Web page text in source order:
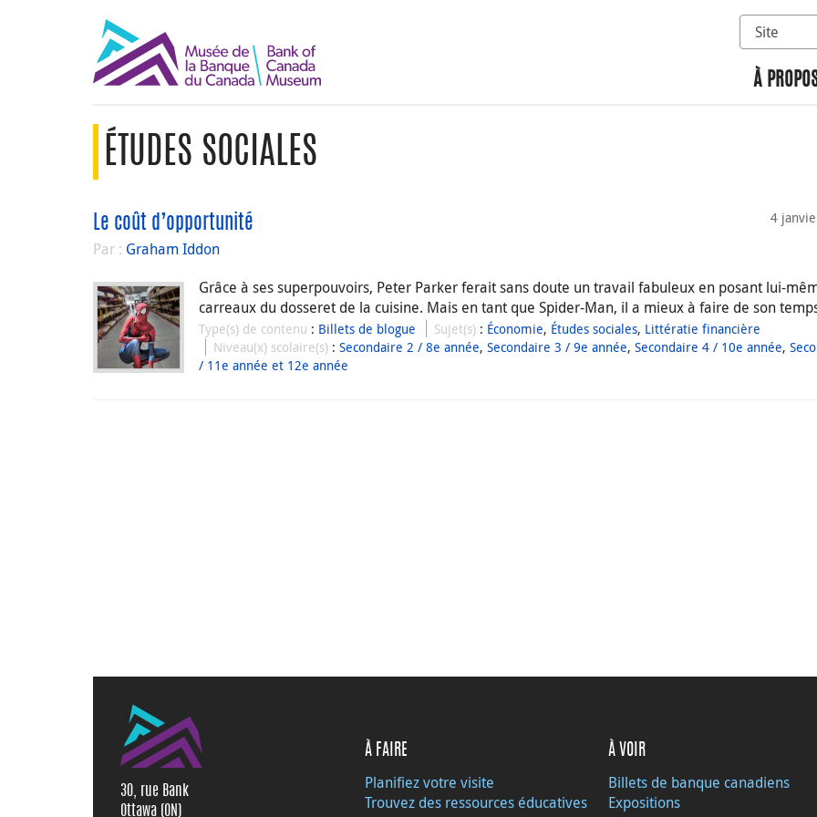
À
ÉTUDES SOCIALES
4
Le coût d’opportunité
Par : Graham Iddon
Grâce à ses superpouvoirs, Peter Parker ferait sans doute un travail fabuleux en posant lui-
carreaux du dosseret de la cuisine. Mais en tant que Spider-Man, il a mieux à faire de son
Type(s) de contenu : Billets de blogue Sujet(s) : Économie, Études sociales, Littératie financière
Niveau(x) scolaire(s) :Secondaire 2 / 8e année,Secondaire 3 / 9e année,Secondaire 4 / 10e année,
/ 11e année et 12e année
30, rue Bank
Ottawa (ON)
À FAIRE
Planifiez votre visite
Trouvez des ressources éducatives
À VOIR
Billets de banque canadiens
Expositions